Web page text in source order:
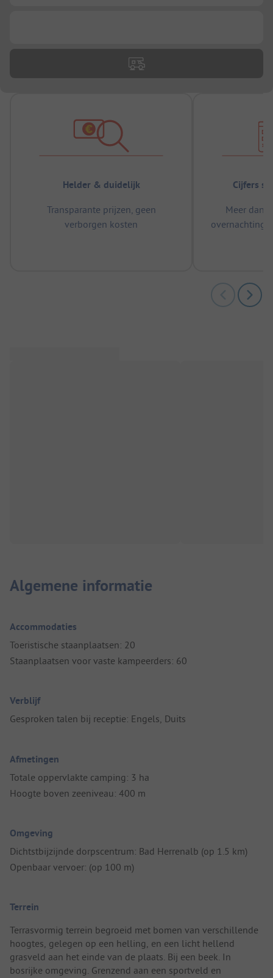
Helder & duidelijk
Transparante prijzen, geen
verborgen kosten
Cijfers
Meer dan
Algemene informatie
Accommodaties
Toeristische staanplaatsen: 20
Staanplaatsen voor vaste kampeerders: 60
Verblijf
Gesproken talen bij receptie: Engels, Duits
Afmetingen
Totale oppervlakte camping: 3 ha
Hoogte boven zeeniveau: 400 m
Omgeving
Dichtstbijzijnde dorpscentrum: Bad Herrenalb (op 1.5 km)
Openbaar vervoer: (op 100 m)
Terrein
Terrasvormig terrein begroeid met bomen van verschillende
hoogtes, gelegen op een helling, en een licht hellend
grasveld aan het einde van de plaats. Bij een beek. In
bosrijke omgeving. Grenzend aan een sportveld en